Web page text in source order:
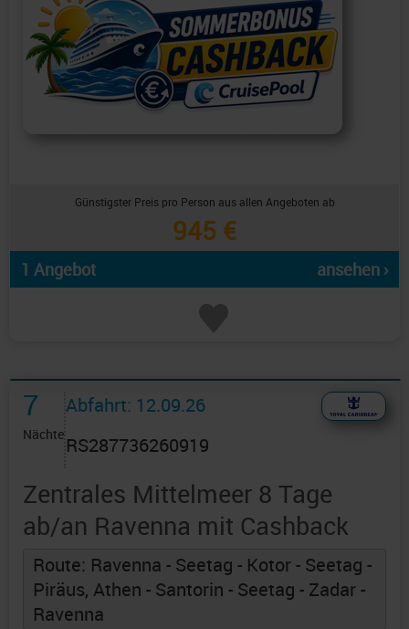
Günstigster Preis pro Person aus allen Angeboten ab
945 €
1 Angebot ansehen ›
7
Nächte
Abfahrt: 12.09.26
RS287736260919
Zentrales Mittelmeer 8 Tage
ab/an Ravenna mit Cashback
Route: Ravenna - Seetag - Kotor - Seetag -
Piräus, Athen - Santorin - Seetag - Zadar -
Ravenna